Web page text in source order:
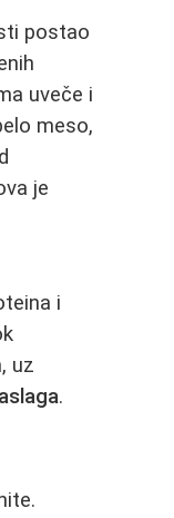
postao
uveče i
meso,
je
i
uz
.